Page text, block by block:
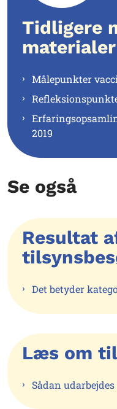
Tidligere
materialer
Målepunkter
2019
Se også
Resultat
Det betyder
Læs om
Sådan